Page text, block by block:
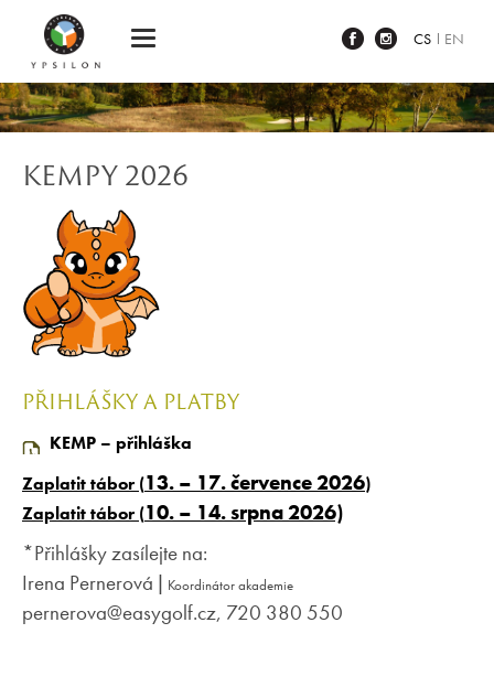
CS EN
KEMPY 2026
PŘIHLÁŠKY A PLATBY
KEMP – přihláška
Zaplatit tábor (13. – 17. července 2026)
Zaplatit tábor (10. – 14. srpna 2026)
*Přihlášky zasílejte na:
Irena Pernerová | Koordinátor akademie
pernerova@easygolf.cz, 720 380 550